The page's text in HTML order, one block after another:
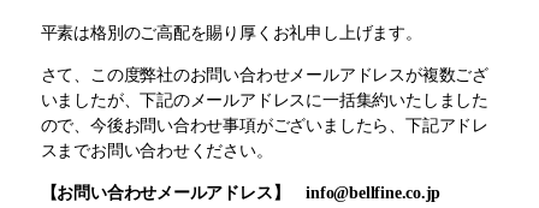
平素は格別のご高配を賜り厚くお礼申し上げます。
さて、この度弊社のお問い合わせメールアドレスが複数ござ
いましたが、下記のメールアドレスに一括集約いたしました
ので、今後お問い合わせ事項がございましたら、下記アドレ
スまでお問い合わせください。
【お問い合わせメールアドレス】 info@bellfine.co.jp